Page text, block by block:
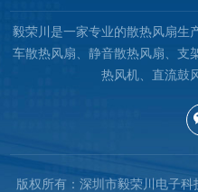
毅荣川是一家专业的散热风扇生
车散热风扇、静音散热风扇、支
热风机、直流鼓
版权所有：深圳市毅荣川电子